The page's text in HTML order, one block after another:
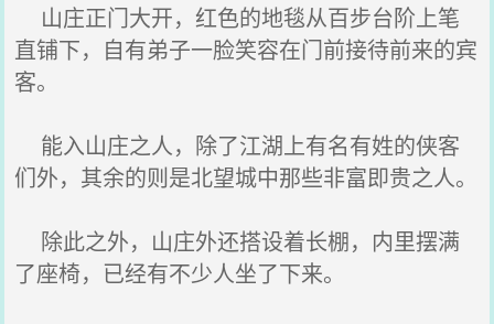
山庄正门大开，红色的地毯从百步台阶上笔
直铺下，自有弟子一脸笑容在门前接待前来的宾
客。
能入山庄之人，除了江湖上有名有姓的侠客
们外，其余的则是北望城中那些非富即贵之人。
除此之外，山庄外还搭设着长棚，内里摆满
了座椅，已经有不少人坐了下来。